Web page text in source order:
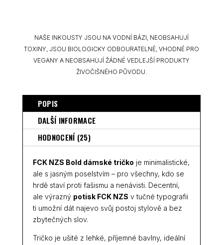
NAŠE INKOUSTY JSOU NA VODNÍ BÁZI, NEOBSAHUJÍ
TOXINY, JSOU BIOLOGICKY ODBOURATELNÉ, VHODNÉ PRO
VEGANY A NEOBSAHUJÍ ŽÁDNÉ VEDLEJŠÍ PRODUKTY
ŽIVOČIŠNÉHO PŮVODU.
POPIS
DALŠÍ INFORMACE
HODNOCENÍ (25)
FCK NZS Bold dámské tričko je minimalistické,
ale s jasným poselstvím – pro všechny, kdo se
hrdě staví proti fašismu a nenávisti. Decentní,
ale výrazný potisk FCK NZS v tučné typografii
ti umožní dát najevo svůj postoj stylově a bez
zbytečných slov.
Tričko je ušité z lehké, příjemné bavlny, ideální